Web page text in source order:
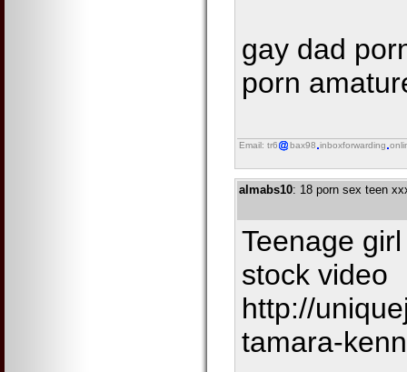
gay dad
porn
Email: tr6 bax98 inboxforwarding
almabs10: 18 porn sex teen
Teenage
stock video
http://
tamara-